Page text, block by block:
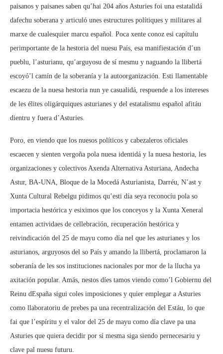
paisanos y paisanes saben qu’hai 204 años Asturies foi una estatalidá
dafechu soberana y articuló unes estructures polítiques y militares al
marxe de cualesquier marcu español. Poca xente conoz esi capítulu
perimportante de la hestoria del nuesu País, esa manifiestación d’un
pueblu, l’asturianu, qu’arguyosu de sí mesmu y naguando la llibertá
escoyó’l camín de la soberanía y la autoorganización. Esti llamentable
escaezu de la nuesa hestoria nun ye casualidá, respuende a los intereses
de les élites oligárquiques asturianes y del estatalismu español afitáu
dientru y fuera d’Asturies.
Poro, en viendo que los nuesos políticos y cabezaleros oficiales
escaecen y sienten vergoña pola nuesa identidá y la nuesa hestoria, les
organizaciones y colectivos Axenda Alternativa Asturiana, Andecha
Astur, BA-UNA, Bloque de la Mocedá Asturianista, Darréu, N’ast y
Xunta Cultural Rebelgu pidimos qu’esti día seya reconocíu pola so
importacia hestórica y esiximos que los conceyos y la Xunta Xeneral
entamen actividaes de cellebración, recuperación hestórica y
reivindicación del 25 de mayu como día nel que les asturianes y los
asturianos, arguyosos del so País y amando la llibertá, proclamaron la
soberanía de les sos instituciones nacionales por mor de la llucha ya
axitación popular. Amás, nestos díes tamos viendo como’l Gobiernu del
Reinu dEspaña sigui coles imposiciones y quier emplegar a Asturies
como llaboratoriu de prebes pa una recentralización del Estáu, lo que
fai que l’espíritu y el valor del 25 de mayu como día clave pa una
Asturies que quiera decidir por sí mesma siga siendo pernecesariu y
clave pal nuesu futuru.